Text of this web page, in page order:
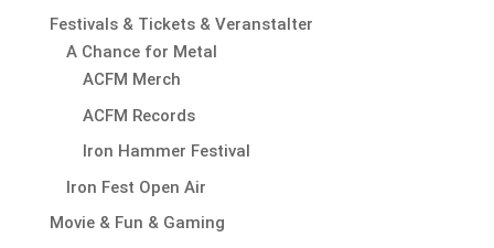
Festivals & Tickets & Veranstalter
A Chance for Metal
ACFM Merch
ACFM Records
Iron Hammer Festival
Iron Fest Open Air
Movie & Fun & Gaming